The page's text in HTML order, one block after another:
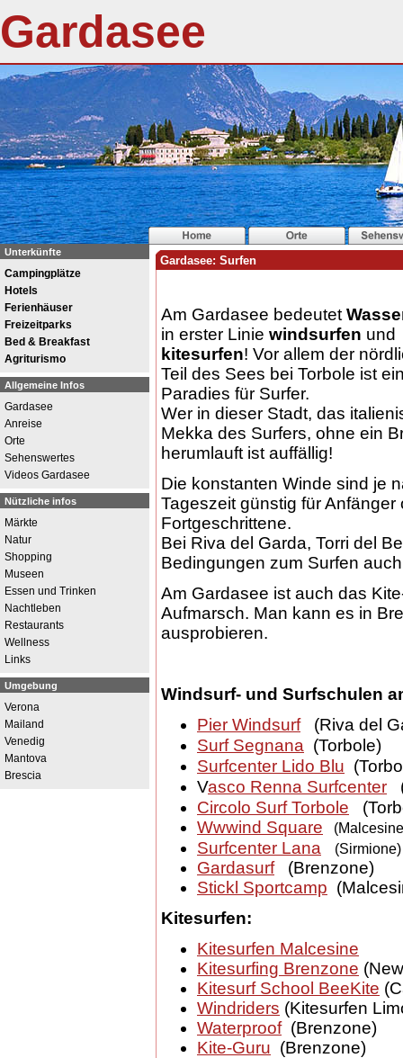
Gardasee
Unterkünfte
Campingplätze
Hotels
Ferienhäuser
Freizeitparks
Bed & Breakfast
Agriturismo
Allgemeine Infos
Gardasee
Anreise
Orte
Sehenswertes
Videos Gardasee
Nützliche infos
Märkte
Natur
Shopping
Museen
Essen und Trinken
Nachtleben
Restaurants
Wellness
Links
Umgebung
Verona
Mailand
Venedig
Mantova
Brescia
Gardasee: Surfen
Am Gardasee bedeutet
in erster Linie windsurfen und
kitesurfen! Vor allem der
Teil des Sees bei Torbole ist
Paradies für Surfer.
Wer in dieser Stadt, das
Mekka des Surfers, ohne ein
herumlauft ist auffällig!
Die konstanten Winde sind je
Tageszeit günstig für Anfänger
Fortgeschrittene.
Bei Riva del Garda, Torri del
Bedingungen zum Surfen
Am Gardasee ist auch das
Aufmarsch. Man kann es in
ausprobieren.
Windsurf- und Surfschulen
Pier Windsurf(Riva del
Surf Segnana (Torbole)
Surfcenter Lido Blu
Vasco Renna Surfcenter
Circolo Surf Torbole
Wwwind Square
Surfcenter Lana (Sirmione)
Gardasurf(Brenzone)
Stickl Sportcamp
Kitesurfen:
Kitesurfen Malcesine
Kitesurfing Brenzone
Kitesurf School BeeKite
Windriders (Kitesurfen
Waterproof(Brenzone)
Kite-Guru (Brenzone)